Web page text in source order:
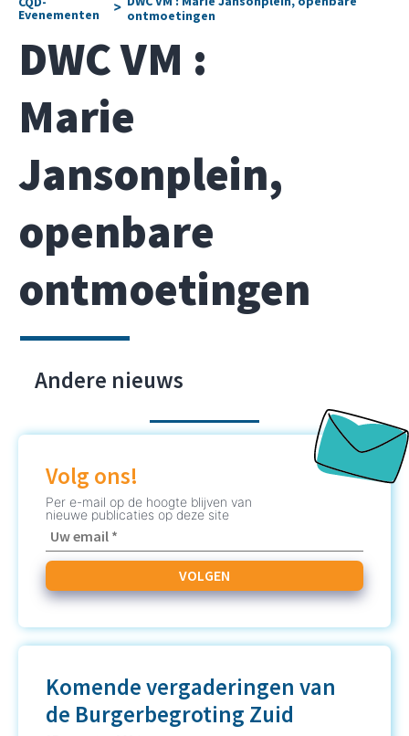
Evenementen >
ontmoetingen
DWC VM :
Marie
Jansonplein,
openbare
ontmoetingen
Andere nieuws
Volg ons!
Per e-mail op de hoogte blijven van
nieuwe publicaties op deze site
Komende vergaderingen van
de Burgerbegroting Zuid